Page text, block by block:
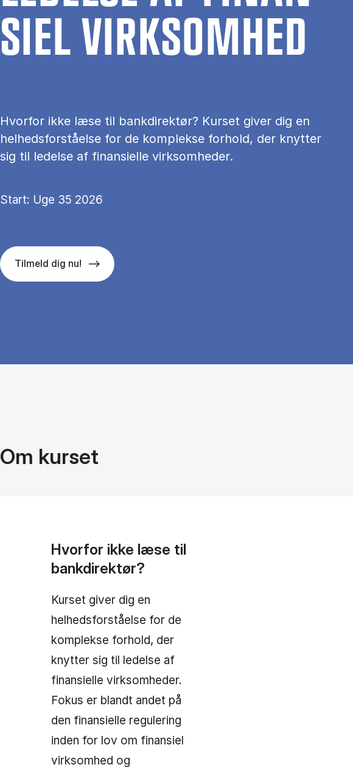
SI­EL VIRK­SOM­HED
Hvorfor ikke læse til bankdirektør? Kurset giver dig en
helhedsforståelse for de komplekse forhold, der knytter
sig til ledelse af finansielle virksomheder.
Start: Uge 35 2026
Tilmeld dig nu!
Om kurset
Hvorfor ikke læse til
bankdirektør?
Kurset giver dig en
helhedsforståelse for de
komplekse forhold, der
knytter sig til ledelse af
finansielle virksomheder.
Fokus er blandt andet på
den finansielle regulering
inden for lov om finansiel
virksomhed og